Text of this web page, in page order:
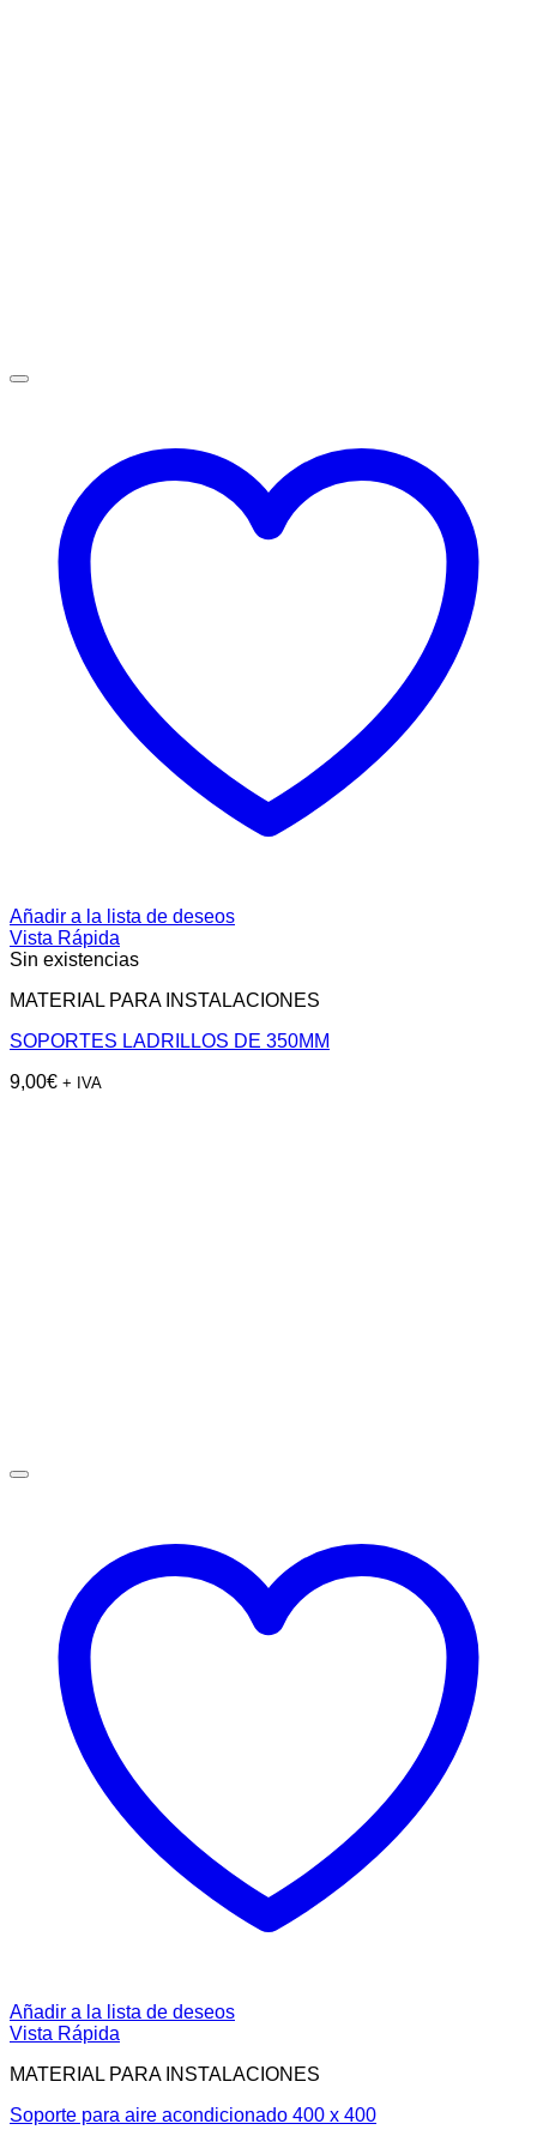
Añadir a la lista de deseos
Vista Rápida
Sin existencias
MATERIAL PARA INSTALACIONES
SOPORTES LADRILLOS DE 350MM
9,00€ + IVA
Añadir a la lista de deseos
Vista Rápida
MATERIAL PARA INSTALACIONES
Soporte para aire acondicionado 400 x 400